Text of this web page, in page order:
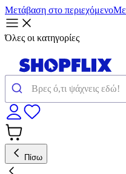
Μετάβαση στο περιεχόμενο
Όλες οι κατηγορίες
Πίσω